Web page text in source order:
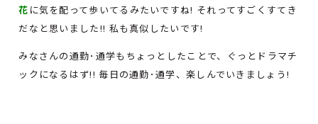
花 に気を配って歩いてるみたいですね! それってすごくすてき
だなと思いました!! 私も真似したいです!
みなさんの通勤･通学もちょっとしたことで、ぐっとドラマチ
ックになるはず!! 毎日の通勤･通学、楽しんでいきましょう!